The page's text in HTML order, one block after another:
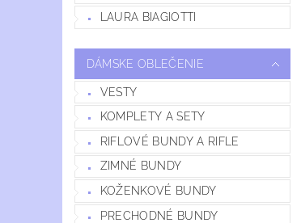
LAURA BIAGIOTTI
DÁMSKE OBLEČENIE
VESTY
KOMPLETY A SETY
RIFLOVÉ BUNDY A RIFLE
ZIMNÉ BUNDY
KOŽENKOVÉ BUNDY
PRECHODNÉ BUNDY